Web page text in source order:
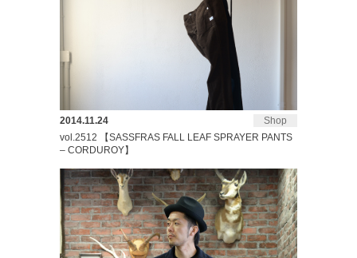
Shop
2014.11.24
vol.2512 【SASSFRAS FALL LEAF SPRAYER PANTS
– CORDUROY】